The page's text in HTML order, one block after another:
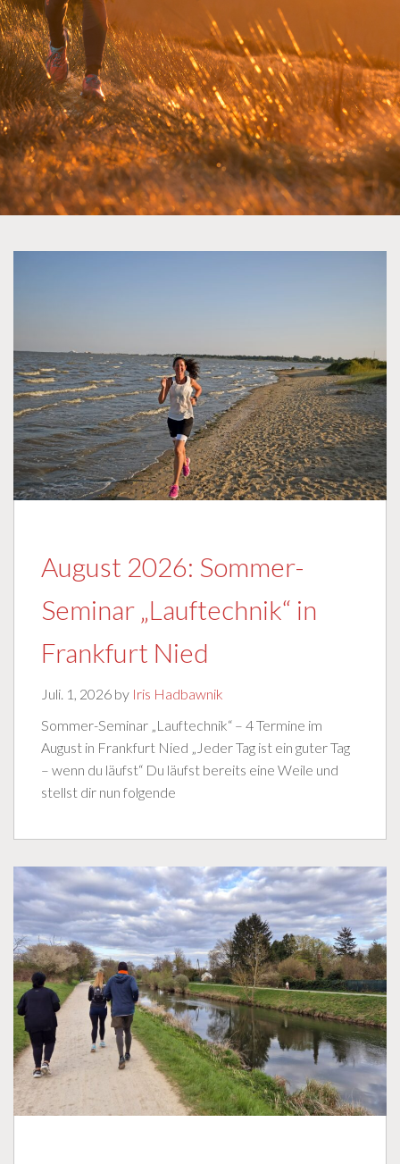
August 2026: Sommer-
Seminar „Lauftechnik“ in
Frankfurt Nied
Juli. 1, 2026 by Iris Hadbawnik
Sommer-Seminar „Lauftechnik“ – 4 Termine im
August in Frankfurt Nied „Jeder Tag ist ein guter Tag
– wenn du läufst“ Du läufst bereits eine Weile und
stellst dir nun folgende